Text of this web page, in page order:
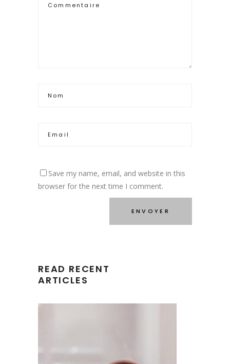
Save my name, email, and website in this
browser for the next time I comment.
READ RECENT
ARTICLES